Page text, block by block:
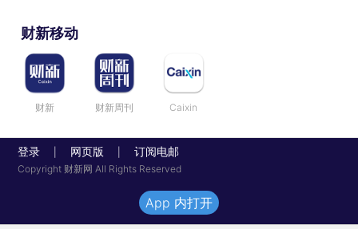
财新移动
财新 财新周刊 Caixin
登录 网页版 订阅电邮
Copyright 财新网 All Rights Reserved
App 内打开